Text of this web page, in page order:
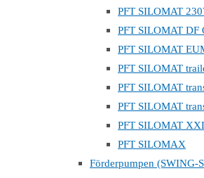
PFT SILOMAT
PFT SILOMAT DF
PFT SILOMAT
PFT SILOMAT
PFT SILOMAT
PFT SILOMAT
PFT SILOMAT
PFT SILOMAX
Förderpumpen (SWING-